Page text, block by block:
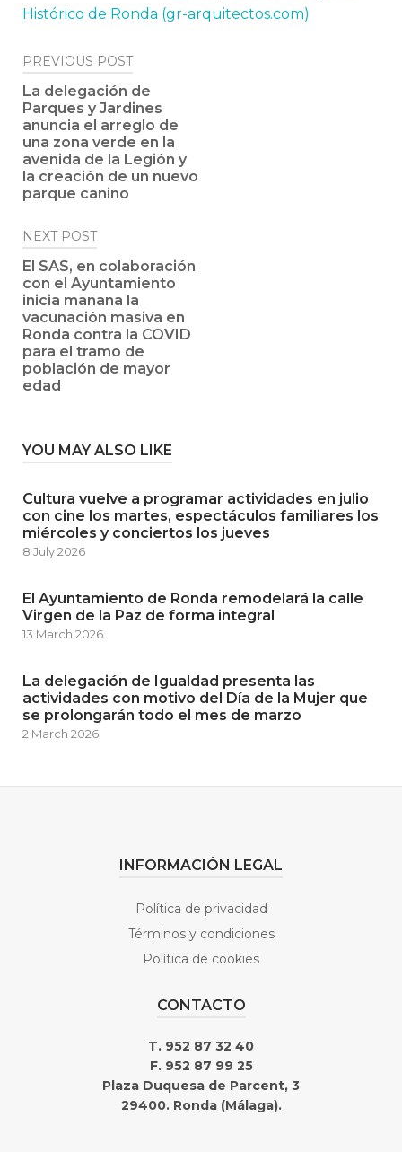
Histórico de Ronda (gr-arquitectos.com)
Post
navigation
PREVIOUS POST
La delegación de
Parques y Jardines
anuncia el arreglo de
una zona verde en la
avenida de la Legión y
la creación de un nuevo
parque canino
NEXT POST
El SAS, en colaboración
con el Ayuntamiento
inicia mañana la
vacunación masiva en
Ronda contra la COVID
para el tramo de
población de mayor
edad
YOU MAY ALSO LIKE
Cultura vuelve a programar actividades en julio
con cine los martes, espectáculos familiares los
miércoles y conciertos los jueves
8 July 2026
El Ayuntamiento de Ronda remodelará la calle
Virgen de la Paz de forma integral
13 March 2026
La delegación de Igualdad presenta las
actividades con motivo del Día de la Mujer que
se prolongarán todo el mes de marzo
2 March 2026
INFORMACIÓN LEGAL
Política de privacidad
Términos y condiciones
Política de cookies
CONTACTO
T. 952 87 32 40
F. 952 87 99 25
Plaza Duquesa de Parcent, 3
29400. Ronda (Málaga).